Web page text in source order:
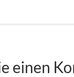
einen